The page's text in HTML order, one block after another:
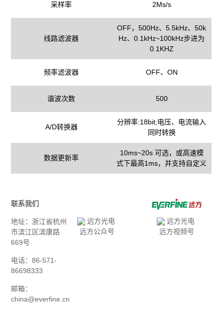
采样率 2Ms/s
线路滤波器
OFF，500Hz、5.5kHz、50k
Hz、0.1kHz~100kHz步进为
0.1KHZ
频率滤波器 OFF、ON
谐波次数 500
A/D转换器
分辨率:18bit;电压、电流输入
同时转换
数据更新率
10ms~20s 可选，或高速模
式下最高1ms，并支持自定义
联系我们
地址：浙江省杭州
市滨江区滨康路
669号
电话：86-571-
86698333
邮箱：
china@everfine.cn
远方公众号 远方视频号